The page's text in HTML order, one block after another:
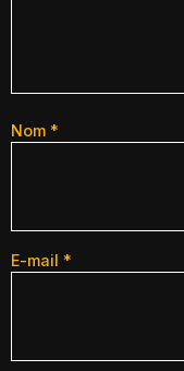
Nom *
E-mail *